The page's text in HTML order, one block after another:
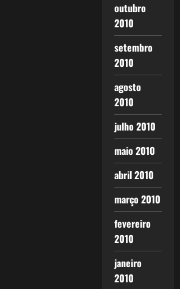
outubro
2010
setembro
2010
agosto
2010
julho 2010
maio 2010
abril 2010
março 2010
fevereiro
2010
janeiro
2010